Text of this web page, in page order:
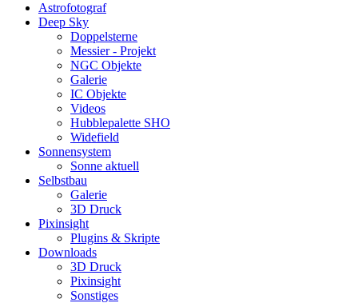
Astrofotograf
Deep Sky
Doppelsterne
Messier - Projekt
NGC Objekte
Galerie
IC Objekte
Videos
Hubblepalette SHO
Widefield
Sonnensystem
Sonne aktuell
Selbstbau
Galerie
3D Druck
Pixinsight
Plugins & Skripte
Downloads
3D Druck
Pixinsight
Sonstiges